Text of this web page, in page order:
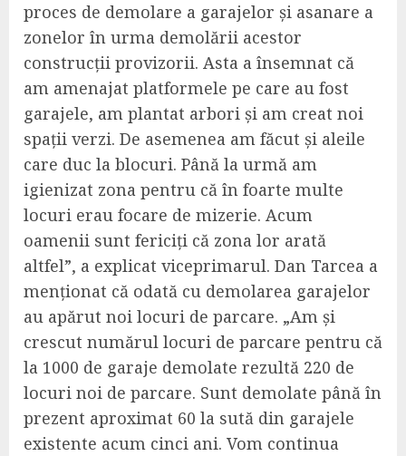
proces de demolare a garajelor și asanare a
zonelor în urma demolării acestor
construcții provizorii. Asta a însemnat că
am amenajat platformele pe care au fost
garajele, am plantat arbori și am creat noi
spații verzi. De asemenea am făcut și aleile
care duc la blocuri. Până la urmă am
igienizat zona pentru că în foarte multe
locuri erau focare de mizerie. Acum
oamenii sunt fericiți că zona lor arată
altfel”, a explicat viceprimarul. Dan Tarcea a
menționat că odată cu demolarea garajelor
au apărut noi locuri de parcare. „Am și
crescut numărul locuri de parcare pentru că
la 1000 de garaje demolate rezultă 220 de
locuri noi de parcare. Sunt demolate până în
prezent aproximat 60 la sută din garajele
existente acum cinci ani. Vom continua